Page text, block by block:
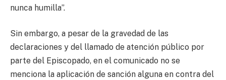
nunca humilla”.
Sin embargo, a pesar de la gravedad de las
declaraciones y del llamado de atención público por
parte del Episcopado, en el comunicado no se
menciona la aplicación de sanción alguna en contra del